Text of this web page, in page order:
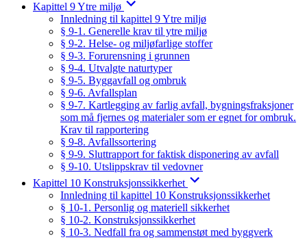
Kapittel 9 Ytre miljø
Innledning til kapittel 9 Ytre miljø
§ 9-1. Generelle krav til ytre miljø
§ 9-2. Helse- og miljøfarlige stoffer
§ 9-3. Forurensning i grunnen
§ 9-4. Utvalgte naturtyper
§ 9-5. Byggavfall og ombruk
§ 9-6. Avfallsplan
§ 9-7. Kartlegging av farlig avfall, bygningsfraksjoner
som må fjernes og materialer som er egnet for ombruk.
Krav til rapportering
§ 9-8. Avfallssortering
§ 9-9. Sluttrapport for faktisk disponering av avfall
§ 9-10. Utslippskrav til vedovner
Kapittel 10 Konstruksjonssikkerhet
Innledning til kapittel 10 Konstruksjonssikkerhet
§ 10-1. Personlig og materiell sikkerhet
§ 10-2. Konstruksjonssikkerhet
§ 10-3. Nedfall fra og sammenstøt med byggverk